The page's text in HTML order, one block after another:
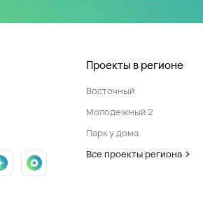
Проекты в регионе
Восточный
Молодежный 2
Парк у дома
Все проекты региона